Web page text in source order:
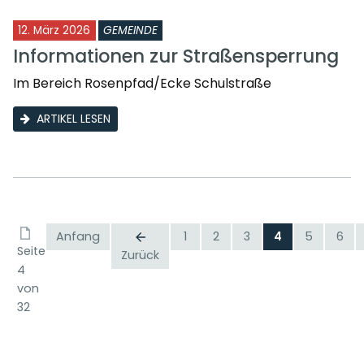
12. März 2026 GEMEINDE
Informationen zur Straßensperrung
Im Bereich Rosenpfad/Ecke Schulstraße
ARTIKEL LESEN
Seite
4
von
32
Anfang
Zurück
1 2 3 4 5 6